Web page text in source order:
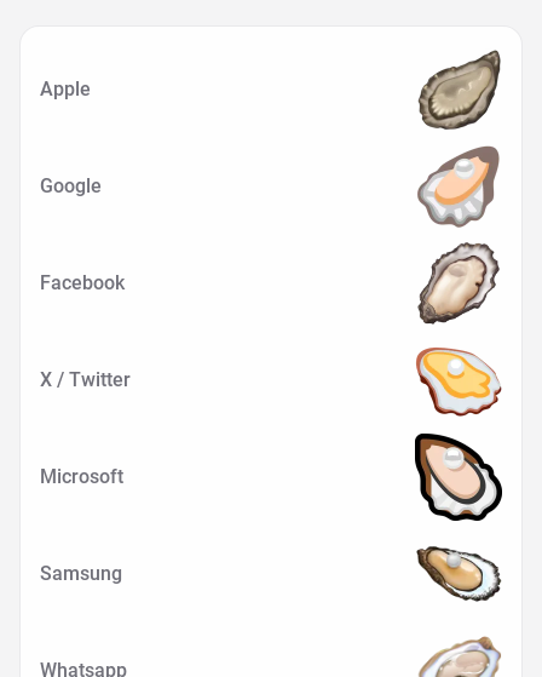
Apple
Google
Facebook
X / Twitter
Microsoft
Samsung
Whatsapp